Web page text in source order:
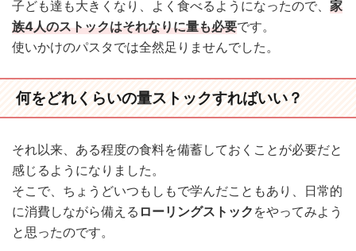
子ども達も大きくなり、よく食べるようになったので、 家
族4人のストックはそれなりに量も必要です。
使いかけのパスタでは全然足りませんでした。
何をどれくらいの量ストックすればいい？
それ以来、ある程度の食料を備蓄しておくことが必要だと
感じるようになりました。
そこで、ちょうどいつもしもで学んだこともあり、日常的
に消費しながら備える ローリングストック をやってみよう
と思ったのです。